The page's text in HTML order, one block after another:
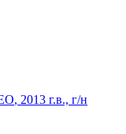
, 2013 г.в., г/н